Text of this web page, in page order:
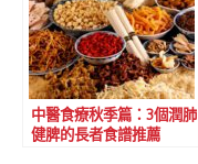
中醫食療秋季篇：3個潤肺
健脾的長者食譜推薦